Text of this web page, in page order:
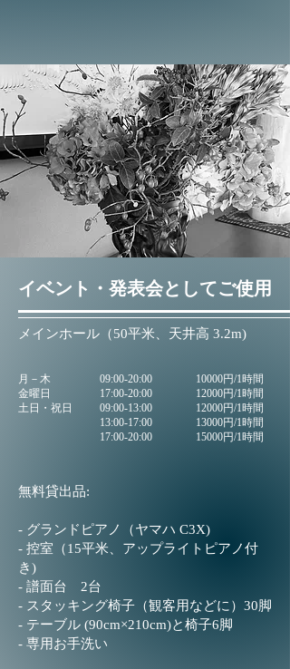
​イベント・発表会としてご使用
メインホール（50平米、天井高 3.2m)
月－木
金曜日
土日・祝日
​09:00-20:00
17:00-20:00
09:00-13:00
13:00-17:00
17:00-20:00
10000円/1時間
12000円/1時間
12000円/1時間
13000円/1時間
15000円/1時間
無料貸出品:
- グランドピアノ（ヤマハ C3X)
- 控室（15平米、アップライトピアノ付
き)
- 譜面台 2台
- スタッキング椅子（観客用などに）30脚
- テーブル (90cm×210cm)と椅子6脚
- 専用お手洗い​